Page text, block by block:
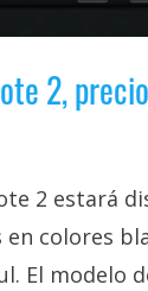
2,
2 estará
en colores
El modelo